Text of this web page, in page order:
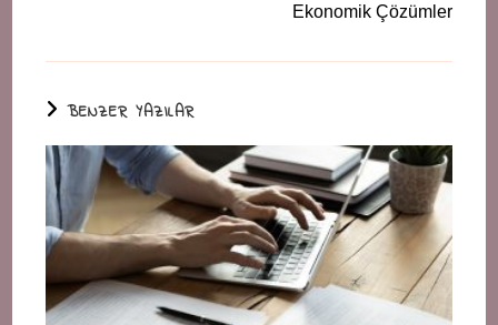
Ekonomik Çözümler
BENZER YAZILAR